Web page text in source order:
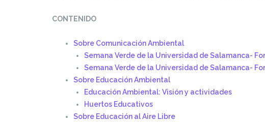
CONTENIDO
Sobre Comunicación Ambiental
Semana Verde de la Universidad de Salamanca-
Semana Verde de la Universidad de Salamanca-
Sobre Educación Ambiental
Educación Ambiental: Visión y actividades
Huertos Educativos
Sobre Educación al Aire Libre